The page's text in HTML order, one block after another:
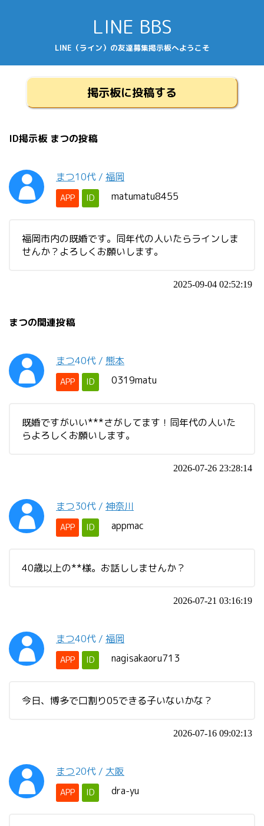
LINE BBS
LINE（ライン）の友達募集掲示板へようこそ
掲示板に投稿する
ID掲示板 まつの投稿
まつ10代 / 福岡
APP ID matumatu8455
福岡市内の既婚です。同年代の人いたらラインしま
せんか？よろしくお願いします。
2025-09-04 02:52:19
まつの関連投稿
まつ40代 / 熊本
APP ID 0319matu
既婚ですがいい***さがしてます！同年代の人いた
らよろしくお願いします。
2026-07-26 23:28:14
まつ30代 / 神奈川
APP ID appmac
40歳以上の**様。お話ししませんか？
2026-07-21 03:16:19
まつ40代 / 福岡
APP ID nagisakaoru713
今日、博多で口割り05できる子いないかな？
2026-07-16 09:02:13
まつ20代 / 大阪
APP ID dra-yu